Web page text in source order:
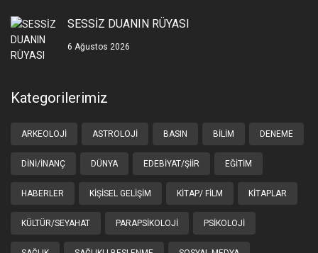
SESSİZ DUANIN RÜYASI
6 Ağustos 2026
Kategorilerimiz
ARKEOLOJI ASTROLOJI BASIN BILIM DENEME
DINI/İNANÇ DÜNYA EDEBIYAT/ŞIIR EĞITIM
HABERLER KIŞISEL GELIŞIM KITAP/ FILM KITAPLAR
KÜLTÜR/SEYAHAT PARAPSIKOLOJI PSIKOLOJI